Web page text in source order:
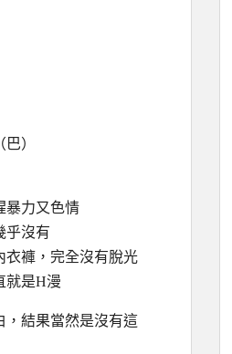
）
暴力又色情
乎沒有
衣褲，完全沒有脫光
就是H漫
，結果當然是沒有這